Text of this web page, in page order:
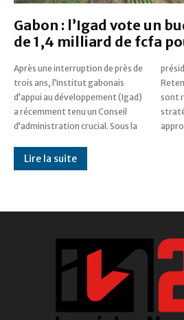
Gabon : l’Igad vote un
de 1,4 milliard de fcfa
Après une interruption de près de
trois ans, l’Institut gabonais
d’appui au développement (Igad)
a récemment tenu un Conseil
d’administration crucial. Sous la
présidence de Jean Martin
Reteno, les administrateurs se
sont réunis pour examiner le plan
stratégique pour 2024-2026 et
Lire la suite